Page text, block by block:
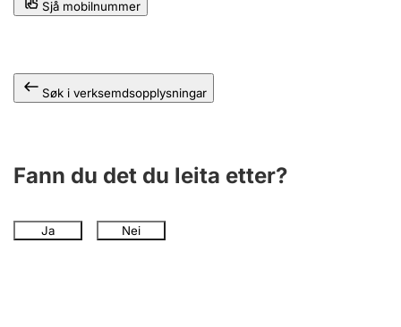
Sjå mobilnummer
Søk i verksemdsopplysningar
Fann du det du leita etter?
Ja Nei